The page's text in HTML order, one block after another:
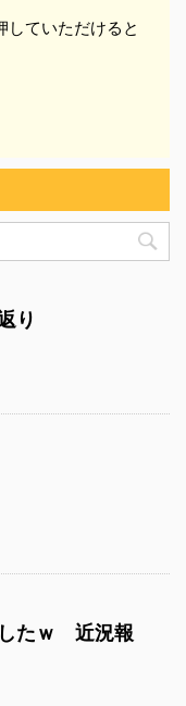
していただけると
り
たｗ 近況報